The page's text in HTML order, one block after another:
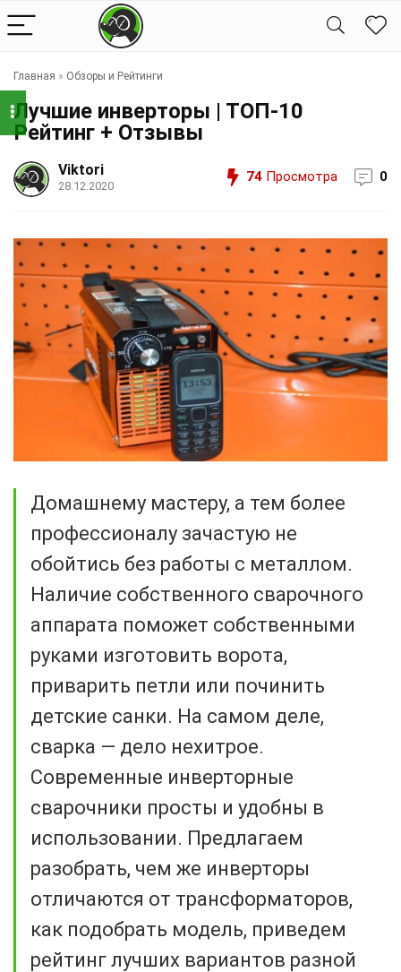
Главная » Обзоры и Рейтинги
Лучшие инверторы | ТОП-10
Рейтинг + Отзывы
Viktori
28.12.2020
74 Просмотра 0
Домашнему мастеру, а тем более
профессионалу зачастую не
обойтись без работы с металлом.
Наличие собственного сварочного
аппарата поможет собственными
руками изготовить ворота,
приварить петли или починить
детские санки. На самом деле,
сварка — дело нехитрое.
Современные инверторные
сварочники просты и удобны в
использовании. Предлагаем
разобрать, чем же инверторы
отличаются от трансформаторов,
как подобрать модель, приведем
рейтинг лучших вариантов разной